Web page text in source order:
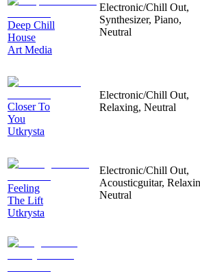
Deep Chill
House
Art Media
Electronic/Chill Out,
Synthesizer, Piano,
Neutral
Closer To
You
Utkrysta
Electronic/Chill Out,
Relaxing, Neutral
Feeling
The Lift
Utkrysta
Electronic/Chill Out,
Acousticguitar,
Neutral